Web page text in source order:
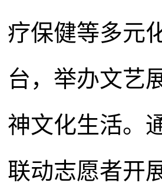
疗保健等多元
台，举办文艺
神文化生活。
联动志愿者开